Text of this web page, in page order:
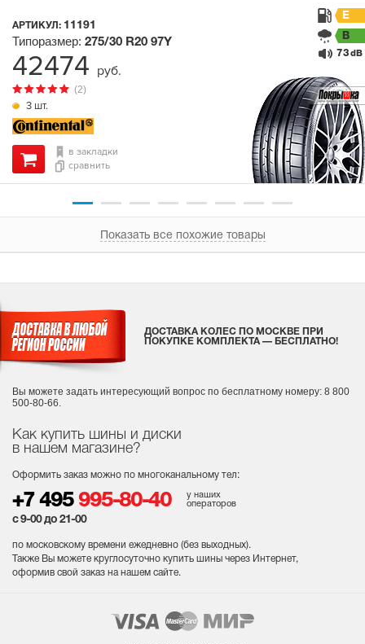
АРТИКУЛ: 11191
3 шт.
(2)
Типоразмер: 275/30 R20 97Y
E
B
73 dB
в закладки
сравнить
42474 руб.
Показать все похожие товары
Как купить шины и диски
в нашем магазине?
Оформить заказ можно по многоканальному тел:
+7 495 995-80-40
у наших
операторов
с 9-00 до 21-00
по московскому времени ежедневно (без выходных).
Также Вы можете круглосуточно купить шины через Интернет,
оформив свой заказ на нашем сайте.
ДОСТАВКА КОЛЕС ПО МОСКВЕ ПРИ
ПОКУПКЕ КОМПЛЕКТА — БЕСПЛАТНО!
Вы можете задать интересующий вопрос по бесплатному номеру: 8 800
500-80-66.